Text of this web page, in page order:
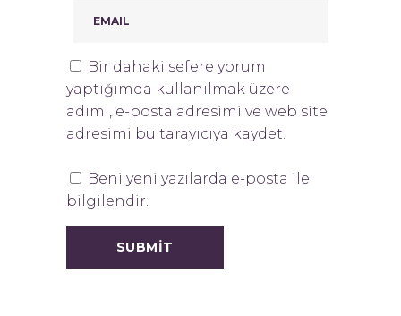
Bir dahaki sefere yorum
yaptığımda kullanılmak üzere
adımı, e-posta adresimi ve web site
adresimi bu tarayıcıya kaydet.
Beni yeni yazılarda e-posta ile
bilgilendir.